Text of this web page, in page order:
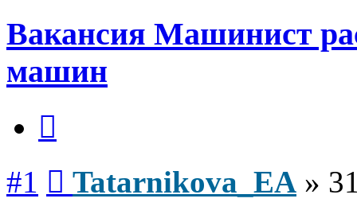
Вакансия Машинист
машин
#1 Tatarnikova_EA »